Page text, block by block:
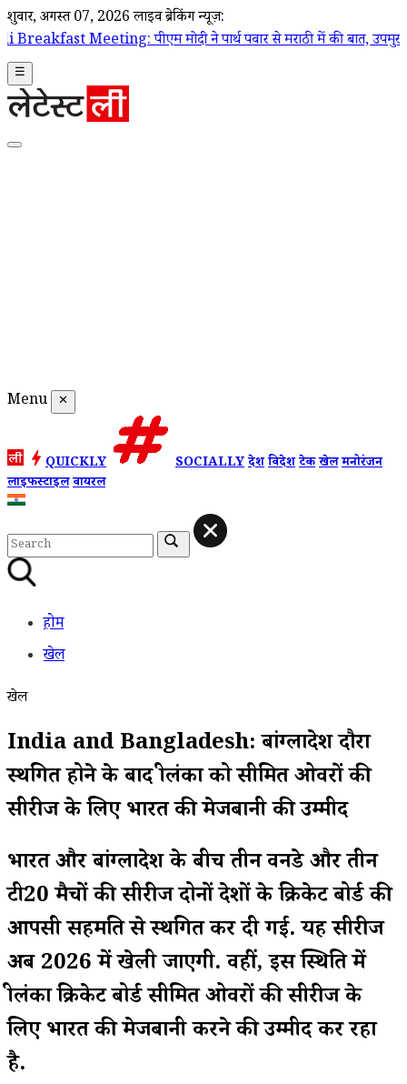
शुक्रवार, अगस्त 07, 2026 लाइव ब्रेकिंग न्यूज़:
पीएम मोदी ने पार्थ पवार से मराठी में की बात, उपमुख्यमंत्री सुनेत्रा
☰
Menu ✕
QUICKLY SOCIALLYदेशविदेशटेकखेलमनोरंजन
लाइफस्टाइलवायरल
होम
खेल
खेल
India and Bangladesh: बांग्लादेश दौरा
स्थगित होने के बाद श्रीलंका को सीमित ओवरों की
सीरीज के लिए भारत की मेजबानी की उम्मीद
भारत और बांग्लादेश के बीच तीन वनडे और तीन
टी20 मैचों की सीरीज दोनों देशों के क्रिकेट बोर्ड की
आपसी सहमति से स्थगित कर दी गई. यह सीरीज
अब 2026 में खेली जाएगी. वहीं, इस स्थिति में
श्रीलंका क्रिकेट बोर्ड सीमित ओवरों की सीरीज के
लिए भारत की मेजबानी करने की उम्मीद कर रहा
है.